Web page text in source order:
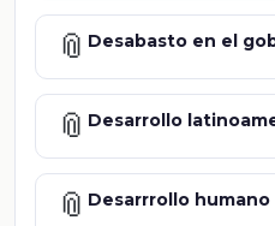
📎 Desabasto en el
📎 Desarrollo
📎 Desarrrollo humano